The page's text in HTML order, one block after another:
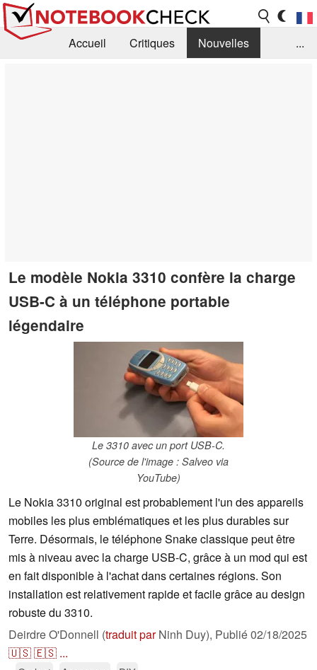
Accueil Critiques
Nouvelles
...
Le modèle Nokia 3310 confère la charge
USB-C à un téléphone portable
légendaire
Le 3310 avec un port USB-C.
(Source de l'image : Salveo via
YouTube)
Le Nokia 3310 original est probablement l'un des appareils
mobiles les plus emblématiques et les plus durables sur
Terre. Désormais, le téléphone Snake classique peut être
mis à niveau avec la charge USB-C, grâce à un mod qui est
en fait disponible à l'achat dans certaines régions. Son
installation est relativement rapide et facile grâce au design
robuste du 3310.
Deirdre O'Donnell (traduit parNinh Duy), Publié02/18/2025
🇺🇸🇪🇸 ...